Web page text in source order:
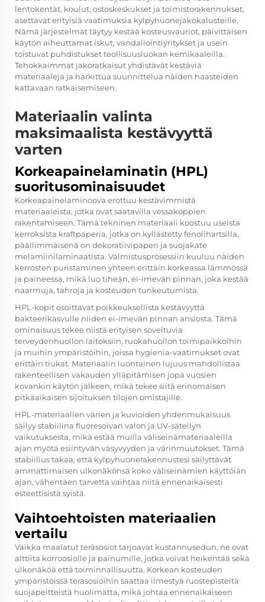
lentokentät, koulut, ostoskeskukset ja toimistorakennukset,
asettavat erityisiä vaatimuksia kylpyhuonejakokalusteille.
Nämä järjestelmät täytyy kestää kosteusvauriot, päivittäisen
käytön aiheuttamat iskut, vandaliointiyritykset ja usein
toistuvat puhdistukset teollisuusluokan kemikaaleilla.
Tehokkaimmat jakoratkaisut yhdistävät kestäviä
materiaaleja ja harkittua suunnittelua näiden haasteiden
kattavaan ratkaisemiseen.
Materiaalin valinta
maksimaalista kestävyyttä
varten
Korkeapainelaminatin (HPL)
suoritusominaisuudet
Korkeapainelaminoova erottuu kestävimmistä
materiaaleista, jotka ovat saatavilla vessakoppien
rakentamiseen. Tämä tekninen materiaali koostuu useista
kerroksista kraftpaperia, jotka on kyllästetty fenolihartsilla,
päällimmäisenä on dekoratiivipaperi ja suojakate
melamiinilaminaatista. Valmistusprosessiin kuuluu näiden
kerrosten puristaminen yhteen erittäin korkeassa lämmössä
ja paineessa, mikä luo tiheän, ei-imevän pinnan, joka kestää
naarmuja, tahroja ja kosteuden tunkeutumista.
HPL-kopit osoittavat poikkeuksellista kestävyyttä
bakteerikasvulle niiden ei-imevän pinnan ansiosta. Tämä
ominaisuus tekee niistä erityisen soveltuvia
terveydenhuollon laitoksiin, ruokahuollon toimipaikkoihin
ja muihin ympäristöihin, joissa hygienia-vaatimukset ovat
erittäin tiukat. Materiaalin luontainen lujuus mahdollistaa
rakenteellisen vakauden ylläpitämisen jopa vuosien
kovankin käytön jälkeen, mikä tekee siitä erinomaisen
pitkäaikaisen sijoituksen tilojen omistajille.
HPL-materiaalien värien ja kuvioiden yhdenmukaisuus
säilyy stabiilina fluoresoivan valon ja UV-säteilyn
vaikutuksesta, mikä estää muilla väliseinämateriaaleilla
ajan myötä esiintyvän väsyvyyden ja värinmuutokset. Tämä
stabiilius takaa, että kylpyhuonerakennustesi säilyttävät
ammattimaisen ulkonäkönsä koko väliseinämien käyttöiän
ajan, vähentäen tarvetta vaihtaa niitä ennenaikaisesti
esteettisistä syistä.
Vaihtoehtoisten materiaalien
vertailu
Vaikka maalatut teräsosiot tarjoavat kustannusedun, ne ovat
alttiita korroosiolle ja painumille, jotka voivat heikentää sekä
ulkonäköä että toiminnallisuutta. Korkean kosteuden
ympäristöissä teräsosioihin saattaa ilmestyä ruostepisteitä
suojapeitteistä huolimatta, mikä johtaa ennenaikaiseen